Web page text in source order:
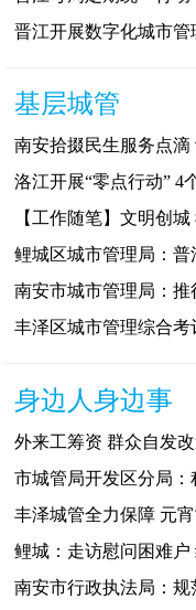
晋江开展数字化城市管
基层城管
南安拾掇民生服务点
洛江开展“零点行动” 4
【工作随笔】文明创
鲤城区城市管理局：
南安市城市管理局：
丰泽区城市管理综合考
身边人身边事
外来工筹资 群众自发
市城管局开发区分局
丰泽城管全力保障 元
鲤城：走访慰问困难
南安市行政执法局：